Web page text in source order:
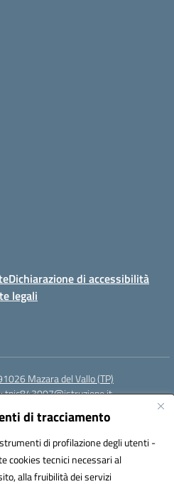
di tracciamento
di profilazione degli utenti -
cookies tecnici necessari al
alla fruibilità dei servizi
Dichiarazione di accessibilità
legali
Mazara del Vallo (TP)
tpic843007@istruzione.it
(IPA): icggp
UFYPS3